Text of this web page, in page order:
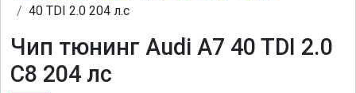
40 TDI 2.0 204 л.с
Чип тюнинг Audi A7 40 TDI 2.0
C8 204 лс